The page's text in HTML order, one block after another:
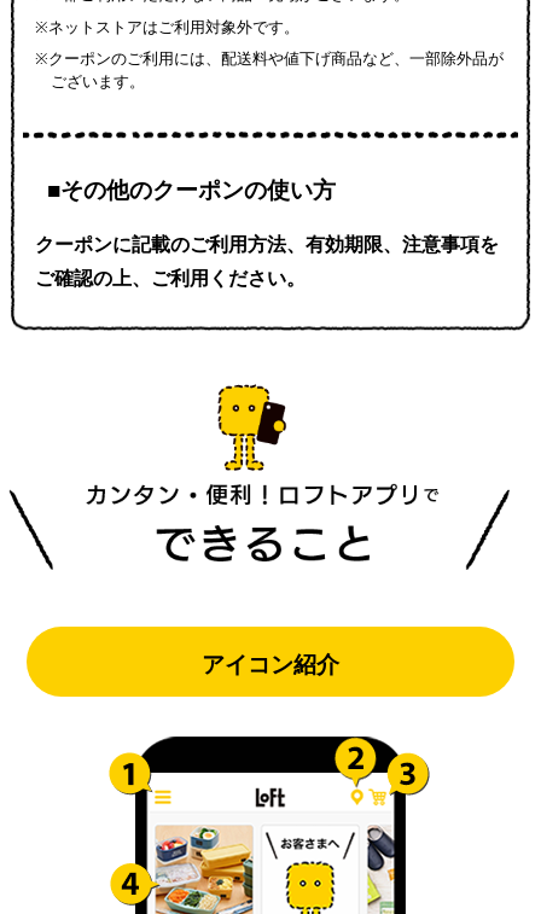
※ネットストアはご利用対象外です。
※クーポンのご利用には、配送料や値下げ商品など、一部除外品が
ございます。
■その他のクーポンの使い方
クーポンに記載のご利用方法、有効期限、注意事項を
ご確認の上、ご利用ください。
アイコン紹介